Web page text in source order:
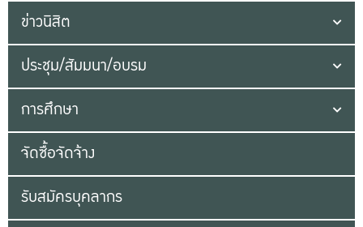
ข่าวนิสิต
ประชุม/สัมมนา/อบรม
การศึกษา
จัดซื้อจัดจ้าง
รับสมัครบุคลากร